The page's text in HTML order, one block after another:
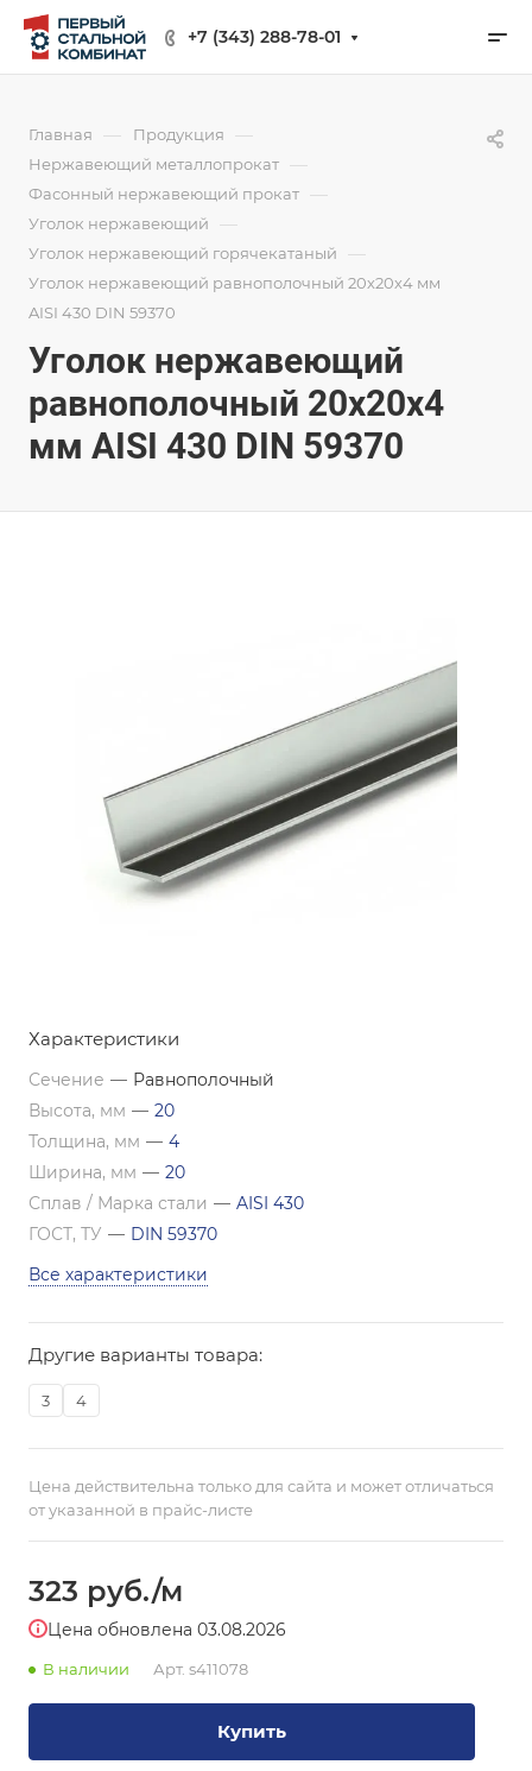
+7 (343) 288-78-01
Главная — Продукция —
Нержавеющий металлопрокат —
Фасонный нержавеющий прокат —
Уголок нержавеющий —
Уголок нержавеющий горячекатаный —
Уголок нержавеющий равнополочный 20х20х4 мм
AISI 430 DIN 59370
Уголок нержавеющий
равнополочный 20х20х4
мм AISI 430 DIN 59370
Характеристики
Сечение — Равнополочный
Высота, мм — 20
Толщина, мм — 4
Ширина, мм — 20
Сплав / Марка стали — AISI 430
ГОСТ, ТУ — DIN 59370
Все характеристики
Другие варианты товара:
3 4
Цена действительна только для сайта и может отличаться
от указанной в прайс-листе
323 руб./м
Цена обновлена 03.08.2026
В наличии Арт. s411078
Купить